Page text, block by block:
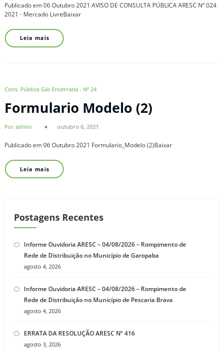
Publicado em 06 Outubro 2021 AVISO DE CONSULTA PÚBLICA ARESC Nº 024
2021 - Mercado LivreBaixar
Leia mais
Cons. Pública Gás Encerrada - Nº 24
Formulario Modelo (2)
Por admin outubro 6, 2021
Publicado em 06 Outubro 2021 Formulario_Modelo (2)Baixar
Leia mais
Postagens Recentes
Informe Ouvidoria ARESC – 04/08/2026 – Rompimento de
Rede de Distribuição no Município de Garopaba
agosto 4, 2026
Informe Ouvidoria ARESC – 04/08/2026 – Rompimento de
Rede de Distribuição no Município de Pescaria Brava
agosto 4, 2026
ERRATA DA RESOLUÇÃO ARESC Nº 416
agosto 3, 2026